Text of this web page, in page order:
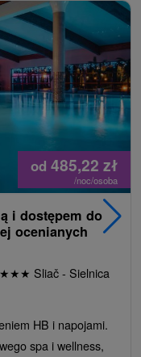
od 485,22 zł
/noc/osoba
i dostępem do
ocenianych
★★★ Sliač - Sielnica
HB i napojami.
spa i wellness,